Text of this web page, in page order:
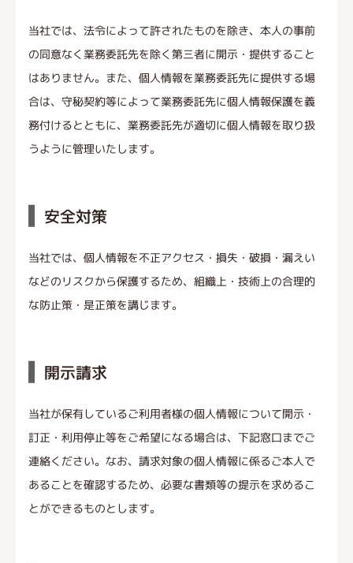
当社では、法令によって許されたものを除き、本人の事前
の同意なく業務委託先を除く第三者に開示・提供すること
はありません。また、個人情報を業務委託先に提供する場
合は、守秘契約等によって業務委託先に個人情報保護を義
務付けるとともに、業務委託先が適切に個人情報を取り扱
うように管理いたします。
安全対策
当社では、個人情報を不正アクセス・損失・破損・漏えい
などのリスクから保護するため、組織上・技術上の合理的
な防止策・是正策を講じます。
開示請求
当社が保有しているご利用者様の個人情報について開示・
訂正・利用停止等をご希望になる場合は、下記窓口までご
連絡ください。なお、請求対象の個人情報に係るご本人で
あることを確認するため、必要な書類等の提示を求めるこ
とができるものとします。